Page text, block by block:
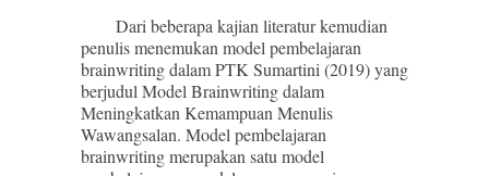
Dari beberapa kajian literatur kemudian
penulis menemukan model pembelajaran
brainwriting dalam PTK Sumartini (2019) yang
berjudul Model Brainwriting dalam
Meningkatkan Kemampuan Menulis
Wawangsalan. Model pembelajaran
brainwriting merupakan satu model